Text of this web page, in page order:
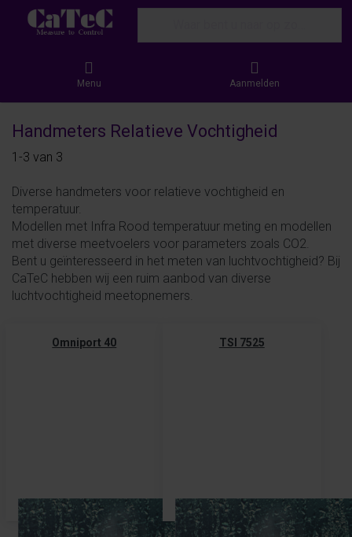
Menu Aanmelden
Handmeters Relatieve Vochtigheid
Search results:
1-3 van 3
Diverse handmeters voor relatieve vochtigheid en
temperatuur.
Modellen met Infra Rood temperatuur meting en modellen
met diverse meetvoelers voor parameters zoals CO2.
Bent u geïnteresseerd in het meten van luchtvochtigheid? Bij
CaTeC hebben wij een ruim aanbod van diverse
luchtvochtigheid meetopnemers.
Omniport 40 TSI 7525